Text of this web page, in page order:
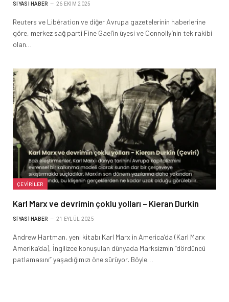
SIYASI HABER 26 EKIM 2025
Reuters ve Libération ve diğer Avrupa gazetelerinin haberlerine
göre, merkez sağ parti Fine Gael’in üyesi ve Connolly’nin tek rakibi
olan…
ÇEVIRILER
Karl Marx ve devrimin çoklu yolları – Kieran Durkin
SIYASI HABER 21 EYLÜL 2025
Andrew Hartman, yeni kitabı Karl Marx in America’da (Karl Marx
Amerika’da), İngilizce konuşulan dünyada Marksizmin “dördüncü
patlamasını” yaşadığımızı öne sürüyor. Böyle…